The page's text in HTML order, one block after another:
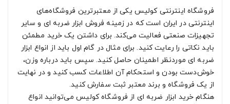
فروشگاه اینترنتی کولیس یکی از معتبرترین فروشگاه‌های
اینترنتی در ایران است که در زمینه فروش ابزار ضربه‌ ای و سایر
تجهیزات صنعتی فعالیت می‌کند. برای داشتن یک خرید مطمئن
باید نکاتی را رعایت کنید. برای مثال در گام اول باید از انواع ابزار
ضربه‌ ای موردنظر اطمینان حاصل کنید. سپس باید درباره وزن،
خوش‌دست بودن و استحکام آن اطلاعات کسب کنید و در نهایت
از یک فروشگاه و برند معتبر ثبت سفارش کنید.
هنگام خرید ابزار ضربه‌ ای از فروشگاه کولیس می‌توانید انواع